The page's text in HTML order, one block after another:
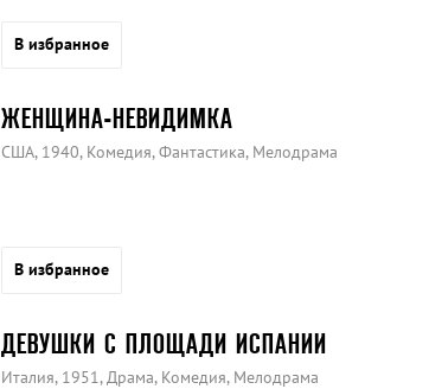
В избранное
ЖЕНЩИНА-НЕВИДИМКА
США, 1940, Комедия, Фантастика, Мелодрама
В избранное
ДЕВУШКИ С ПЛОЩАДИ ИСПАНИИ
Италия, 1951, Драма, Комедия, Мелодрама